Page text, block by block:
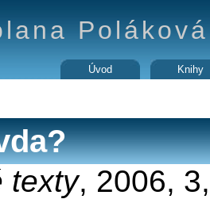
Úvod Knihy
texty, 2006,